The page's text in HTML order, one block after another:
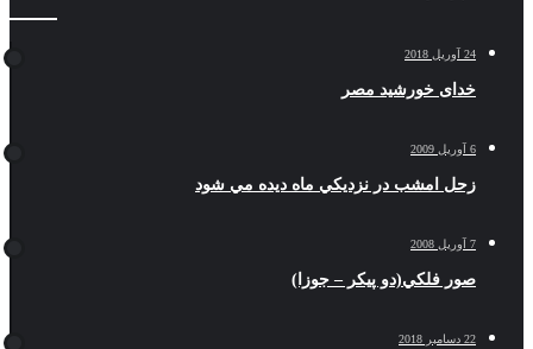
24 آوریل 2018
خدای خورشید مصر
6 آوریل 2009
زحل امشب در نزديكي ماه ديده مي شود
7 آوریل 2008
صور فلكي(دو پیکر – جوزا)
22 دسامبر 2018